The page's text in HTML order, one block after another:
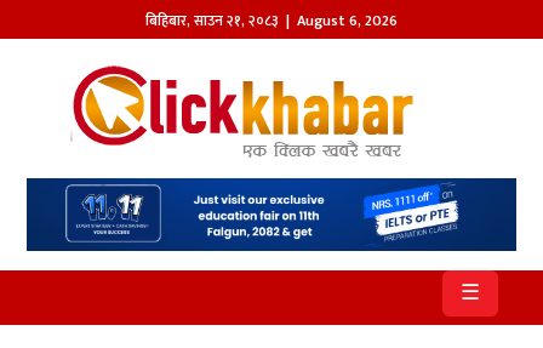
बिहिबार,साउन२१,२०८३ | August 6, 2026
होमपेज
समाज
प्रदेश
आजको
☰